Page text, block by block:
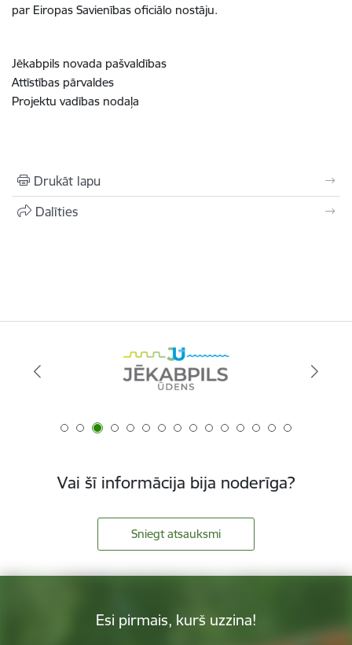
par Eiropas Savienības oficiālo nostāju.
Jēkabpils novada pašvaldības
Attīstības pārvaldes
Projektu vadības nodaļa
Drukāt lapu
Dalīties
Vai šī informācija bija noderīga?
Sniegt atsauksmi
Esi pirmais, kurš uzzina!